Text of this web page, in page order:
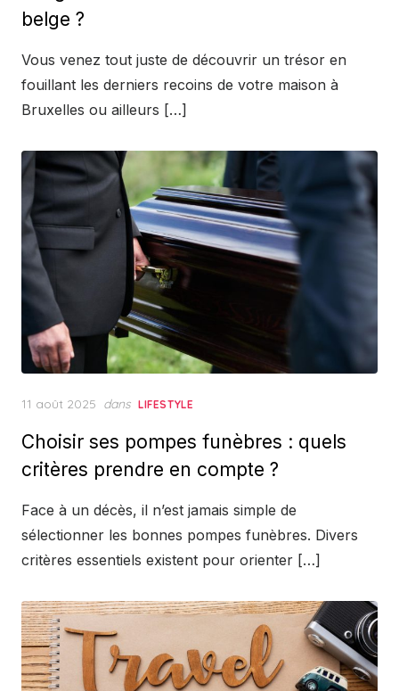
belge ?
Vous venez tout juste de découvrir un trésor en
fouillant les derniers recoins de votre maison à
Bruxelles ou ailleurs […]
Posted
11 août 2025 dans LIFESTYLE
Choisir ses pompes funèbres : quels
critères prendre en compte ?
Face à un décès, il n’est jamais simple de
sélectionner les bonnes pompes funèbres. Divers
critères essentiels existent pour orienter […]